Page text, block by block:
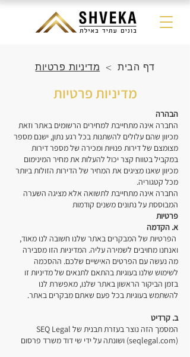
דף הבית > מדיניות פרטיות
מדיניות פרטיות
הבהרה
החברה אינה מתחייבת למחירים הרשומים באתר וזאת
מכיוון שהם עלולים להשתנות בכל רגע נתון, ישנם מספר
מצומצם של דירות פנויות ומכירה של מספר דירות
במקביל בטווח קצר יכול להעלות את מחיר המינימום
מכיוון שאנו מציגים את המחיר של הדירות הזולות ביותר
מכל קטגוריה.
החברה אינה מתחייבת לתשואה אלא מציגה השערה
המבוססת על נתונים משנים קודמות
פרטיות
א. הקדמה
הפרטיות של המבקרים באתר שלנו חשובה לנו מאוד,
ואנחנו מחויבים לשמירה עליה. המדיניות הזו מסבירה
מה נעשה עם הפרטים האישיים שלכם. ההסכמה
לשימוש שלנו בעוגיות בהתאם לתנאים של מדיניות זו
בזמן הביקור הראשון באתר שלנו, מאפשרת לנו
להשתמש בעוגיות בכל פעם שאתם מבקרים באתר.
ב. קרדיט
המסמך הזה נוצר בעזרת תבנית של SEQ Legal
(seqlegal.com) ושונתה על ידי שי דוד משרד פרסום